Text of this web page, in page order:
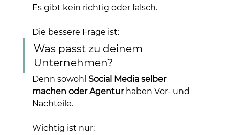
Es gibt kein richtig oder falsch.
Die bessere Frage ist:
Was passt zu deinem
Unternehmen?
Denn sowohl Social Media selber
machen oder Agentur haben Vor- und
Nachteile.
Wichtig ist nur: